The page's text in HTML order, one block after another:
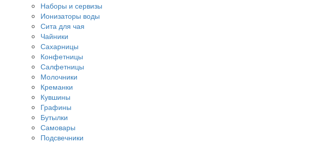
Наборы и сервизы
Ионизаторы воды
Сита для чая
Чайники
Сахарницы
Конфетницы
Салфетницы
Молочники
Креманки
Кувшины
Графины
Бутылки
Самовары
Подсвечники